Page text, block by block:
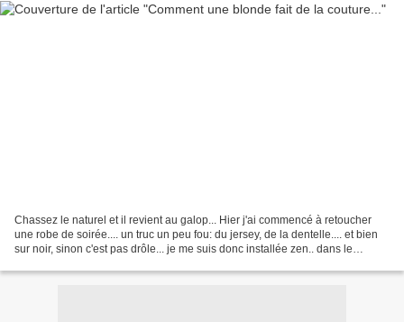
Chassez le naturel et il revient au galop... Hier j'ai commencé à retoucher
une robe de soirée.... un truc un peu fou: du jersey, de la dentelle.... et bien
sur noir, sinon c'est pas drôle... je me suis donc installée zen.. dans le